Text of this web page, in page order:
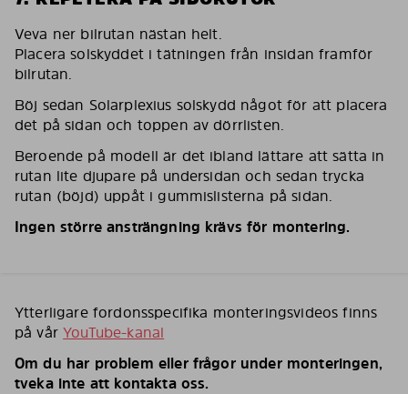
Veva ner bilrutan nästan helt.
Placera solskyddet i tätningen från insidan framför
bilrutan.
Böj sedan Solarplexius solskydd något för att placera
det på sidan och toppen av dörrlisten.
Beroende på modell är det ibland lättare att sätta in
rutan lite djupare på undersidan och sedan trycka
rutan (böjd) uppåt i gummislisterna på sidan.
Ingen större ansträngning krävs för montering.
Ytterligare fordonsspecifika monteringsvideos finns
på vårYouTube-kanal
Om du har problem eller frågor under monteringen,
tveka inte att kontakta oss.